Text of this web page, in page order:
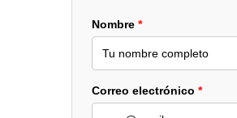
Nombre *
Correo electrónico *